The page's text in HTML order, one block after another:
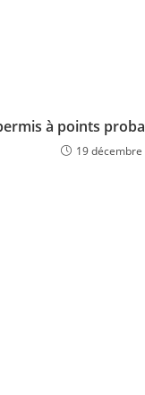
à points
19 décembre